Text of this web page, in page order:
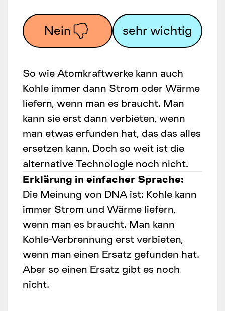
Nein sehr wichtig
So wie Atomkraftwerke kann auch
Kohle immer dann Strom oder Wärme
liefern, wenn man es braucht. Man
kann sie erst dann verbieten, wenn
man etwas erfunden hat, das das alles
ersetzen kann. Doch so weit ist die
alternative Technologie noch nicht.
Erklärung in einfacher Sprache:
Die Meinung von DNA ist: Kohle kann
immer Strom und Wärme liefern,
wenn man es braucht. Man kann
Kohle-Verbrennung erst verbieten,
wenn man einen Ersatz gefunden hat.
Aber so einen Ersatz gibt es noch
nicht.